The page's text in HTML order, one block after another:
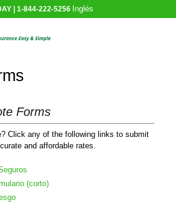
| 1-844-222-5256 Inglés
Forms
Click any of the following links to submit
and affordable rates.
(corto)